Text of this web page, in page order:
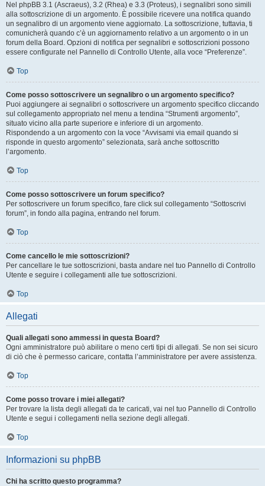
Nel phpBB 3.1 (Ascraeus), 3.2 (Rhea) e 3.3 (Proteus), i segnalibri sono simili
alla sottoscrizione di un argomento. È possibile ricevere una notifica quando
un segnalibro di un argomento viene aggiornato. La sottoscrizione, tuttavia, ti
comunicherà quando c’è un aggiornamento relativo a un argomento o in un
forum della Board. Opzioni di notifica per segnalibri e sottoscrizioni possono
essere configurate nel Pannello di Controllo Utente, alla voce “Preferenze”.
Top
Come posso sottoscrivere un segnalibro o un argomento specifico?
Puoi aggiungere ai segnalibri o sottoscrivere un argomento specifico cliccando
sul collegamento appropriato nel menu a tendina “Strumenti argomento”,
situato vicino alla parte superiore e inferiore di un argomento.
Rispondendo a un argomento con la voce “Avvisami via email quando si
risponde in questo argomento” selezionata, sarà anche sottoscritto
l’argomento.
Top
Come posso sottoscrivere un forum specifico?
Per sottoscrivere un forum specifico, fare click sul collegamento “Sottoscrivi
forum”, in fondo alla pagina, entrando nel forum.
Top
Come cancello le mie sottoscrizioni?
Per cancellare le tue sottoscrizioni, basta andare nel tuo Pannello di Controllo
Utente e seguire i collegamenti alle tue sottoscrizioni.
Top
Allegati
Quali allegati sono ammessi in questa Board?
Ogni amministratore può abilitare o meno certi tipi di allegati. Se non sei sicuro
di ciò che è permesso caricare, contatta l’amministratore per avere assistenza.
Top
Come posso trovare i miei allegati?
Per trovare la lista degli allegati da te caricati, vai nel tuo Pannello di Controllo
Utente e segui i collegamenti nella sezione degli allegati.
Top
Informazioni su phpBB
Chi ha scritto questo programma?